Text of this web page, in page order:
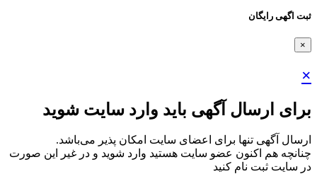
ثبت اگهی رایگان
×
×
برای ارسال آگهی باید وارد سایت شوید
ارسال آگهی تنها برای اعضای سایت امکان پذیر می‌باشد.
چنانچه هم‌ اکنون عضو سایت هستید وارد شوید و در غیر این صورت
در سایت ثبت نام کنید